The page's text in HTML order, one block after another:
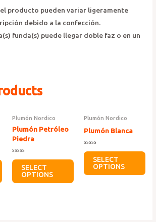
producto pueden variar ligeramente
debido a la confección.
funda(s) puede llegar doble faz o en un
Plumón Nordico
Plumón Petróleo
Piedra
Rated
0
5
SELECT
OPTIONS
Plumón Nordico
Plumón Blanca
Rated
0
5
SELECT
OPTIONS